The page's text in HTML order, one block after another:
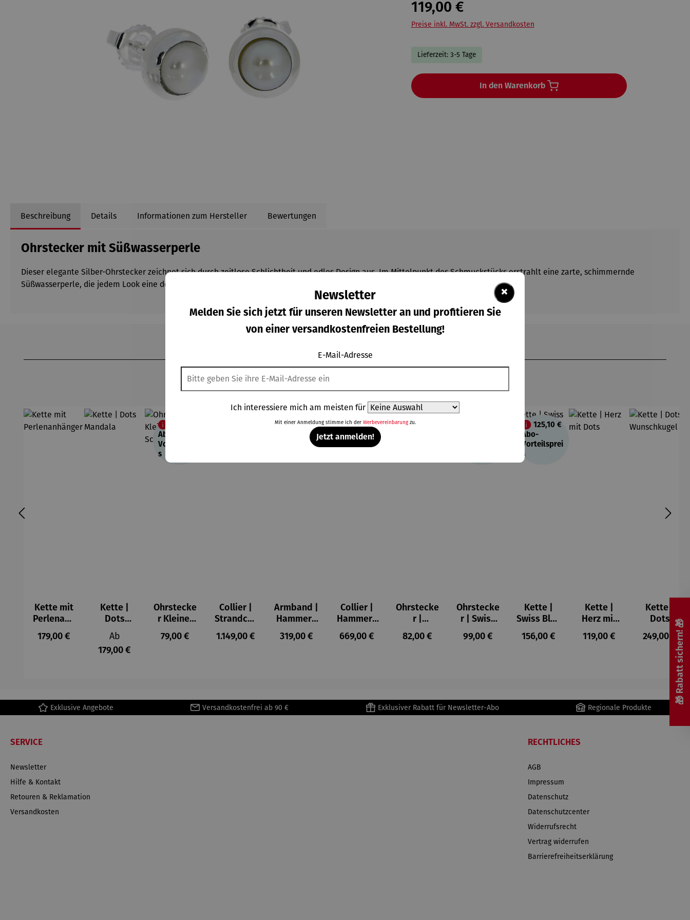
119,00 €
Preise inkl. MwSt. zzgl. Versandkosten
Lieferzeit: 3-5 Tage
In den Warenkorb
Beschreibung Details Informationen zum Hersteller Bewertungen
Ohrstecker mit Süßwasserperle
Dieser elegante Silber-Ohrstecker zeichnet sich durch zeitlose Schlichtheit und edles Design aus. Im Mittelpunkt des Schmuckstücks erstrahlt eine zarte, schimmernde
Süßwasserperle, die jedem Look eine dezente Note von Eleganz und Stil verleiht. Ein klassisches Accessoire, perfekt für jeden Anlass.
Weitere Produkte
Kette mit
Perlenanh
änger
Regulärer Preis:
179,00 €
Kette |
Dots
Mandala
Regulärer Preis:
Ab
179,00 €
Abo-
Vorteilsprei
s
Ohrstecke
r Kleiner
Schutzeng
el
Regulärer Preis:
79,00 €
Collier |
Strandcor
es
vergoldet
Regulärer Preis:
1.149,00 €
Armband |
Hammers
chlag
Regulärer Preis:
319,00 €
Collier |
Hammers
chlag
Regulärer Preis:
669,00 €
Ohrstecke
r |
Hammers
chlag
Regulärer Preis:
82,00 €
Ohrstecke
r | Swiss
Blue
Topas
Regulärer Preis:
99,00 €
125,10 €
Abo-
Vorteilsprei
s
Kette |
Swiss Blue
Topas
Regulärer Preis:
156,00 €
Kette |
Herz mit
Dots
Regulärer Preis:
119,00 €
Kette |
Dots
Wunschku
gel
Regulärer
249,00 €
Exklusive Angebote Versandkostenfrei ab 90 € Exklusiver Rabatt für Newsletter-Abo Regionale Produkte
SERVICE
Newsletter
Hilfe & Kontakt
Retouren & Reklamation
Versandkosten
RECHTLICHES
AGB
Impressum
Datenschutz
Datenschutzcenter
Widerrufsrecht
Vertrag widerrufen
Barrierefreiheitserklärung
🎁 Rabatt sichern! 🎁
×
Newsletter
Melden Sie sich jetzt für unseren Newsletter an und profitieren Sie
von einer versandkostenfreien Bestellung!
E-Mail-Adresse
Ich interessiere mich am meisten für
Mit einer Anmeldung stimme ich der Werbevereinbarungzu.
Jetzt anmelden!